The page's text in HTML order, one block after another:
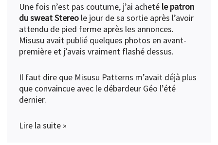
Une fois n’est pas coutume, j’ai acheté le patron
du sweat Stereo le jour de sa sortie après l’avoir
attendu de pied ferme après les annonces.
Misusu avait publié quelques photos en avant-
première et j’avais vraiment flashé dessus.
Il faut dire que Misusu Patterns m’avait déjà plus
que convaincue avec le débardeur Géo l’été
dernier.
Lire la suite »